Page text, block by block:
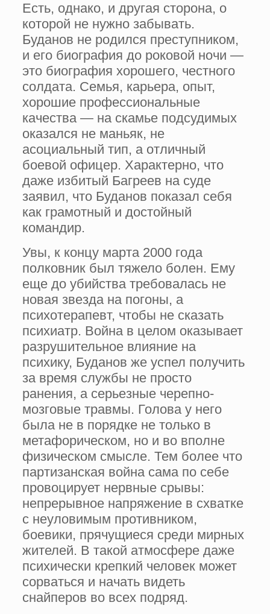
Есть, однако, и другая сторона, о
которой не нужно забывать.
Буданов не родился преступником,
и его биография до роковой ночи —
это биография хорошего, честного
солдата. Семья, карьера, опыт,
хорошие профессиональные
качества — на скамье подсудимых
оказался не маньяк, не
асоциальный тип, а отличный
боевой офицер. Характерно, что
даже избитый Багреев на суде
заявил, что Буданов показал себя
как грамотный и достойный
командир.
Увы, к концу марта 2000 года
полковник был тяжело болен. Ему
еще до убийства требовалась не
новая звезда на погоны, а
психотерапевт, чтобы не сказать
психиатр. Война в целом оказывает
разрушительное влияние на
психику, Буданов же успел получить
за время службы не просто
ранения, а серьезные черепно-
мозговые травмы. Голова у него
была не в порядке не только в
метафорическом, но и во вполне
физическом смысле. Тем более что
партизанская война сама по себе
провоцирует нервные срывы:
непрерывное напряжение в схватке
с неуловимым противником,
боевики, прячущиеся среди мирных
жителей. В такой атмосфере даже
психически крепкий человек может
сорваться и начать видеть
снайперов во всех подряд.